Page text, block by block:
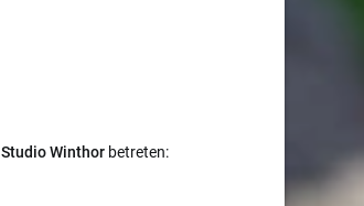
Studio Winthor betreten: